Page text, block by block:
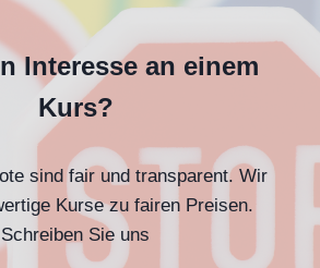
Interesse an einem
Kurs?
sind fair und transparent. Wir
Kurse zu fairen Preisen.
Schreiben Sie uns